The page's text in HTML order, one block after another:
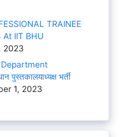
TRAINEE
IIT BHU
2023
Department
पुस्तकालयाध्यक्ष भर्ती
1, 2023